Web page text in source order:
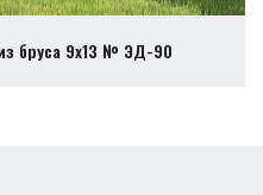
бруса 9х13 № ЭД-90